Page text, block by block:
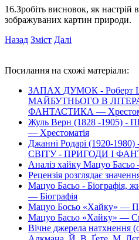
16.Зробіть висновок, як настрій
зображуваних картин природи.
Назад Зміст Далі
Посилання на схожі матеріали:
ЗАПАХ ДУМОК - Роберт
МАЙБУТНЬОГО В
ФАНТАСТИКА —
Жуль Верн (1828 -1905)
— Хрестоматія
Джанні Родарі (1920-
СВІТУ - ПРИГОДИ І
Аналіз хайку Мацуо
Рецензія розглядає
Мацуо Басьо - Біографія,
— Біографія
Мацуо Босьо «Хайку» —
Мацуо Басьо «Хайку» —
Вічне джерела натхнення